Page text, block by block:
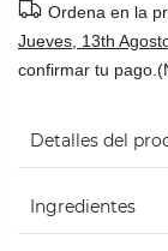
Ordena en la
Jueves, 13th
confirmar tu
Detalles del
Ingredientes